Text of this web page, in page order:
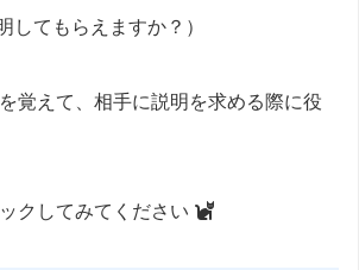
してもらえますか？）
覚えて、相手に説明を求める際に役
クしてみてください